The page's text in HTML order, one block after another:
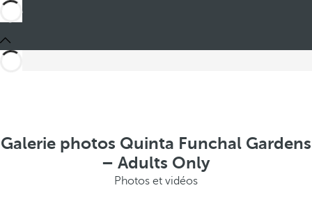
Galerie photos Quinta Funchal Gardens
– Adults Only
Photos et vidéos